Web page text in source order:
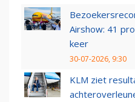
Airshow: 41
keer
30-07-2026, 9:30
KLM ziet